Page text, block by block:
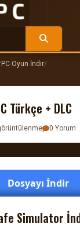
PC Oyun İndir/
Türkçe + DLC
0 Yorum
Dosyayı İndir
Simulator